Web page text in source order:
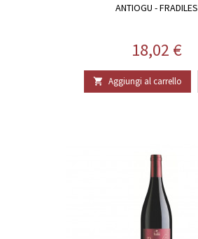
ANTIOGU - FRADILES
Prezzo
18,02 €
 Aggiungi al carrello